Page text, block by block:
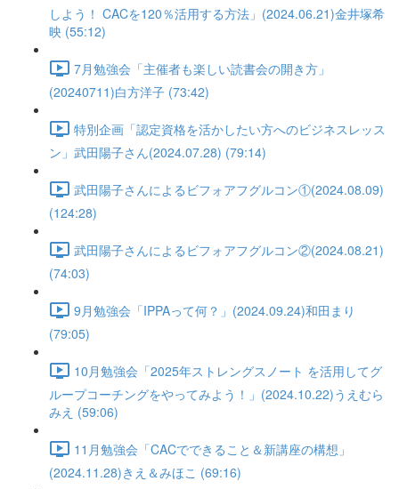
しよう！ CACを120％活用する方法」(2024.06.21)金井塚希
映 (55:12)
7月勉強会「主催者も楽しい読書会の開き方」
(20240711)白方洋子 (73:42)
特別企画「認定資格を活かしたい方へのビジネスレッス
ン」武田陽子さん(2024.07.28) (79:14)
武田陽子さんによるビフォアフグルコン①(2024.08.09)
(124:28)
武田陽子さんによるビフォアフグルコン②(2024.08.21)
(74:03)
9月勉強会「IPPAって何？」(2024.09.24)和田まり
(79:05)
10月勉強会「2025年ストレングスノート を活用してグ
ループコーチングをやってみよう！」(2024.10.22)うえむら
みえ (59:06)
11月勉強会「CACでできること＆新講座の構想」
(2024.11.28)きえ＆みほこ (69:16)